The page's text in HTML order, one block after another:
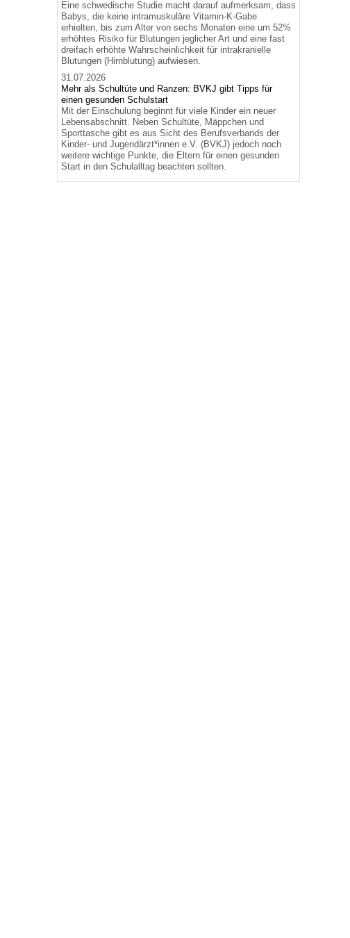
Eine schwedische Studie macht darauf aufmerksam, dass
Babys, die keine intramuskuläre Vitamin-K-Gabe
erhielten, bis zum Alter von sechs Monaten eine um 52%
erhöhtes Risiko für Blutungen jeglicher Art und eine fast
dreifach erhöhte Wahrscheinlichkeit für intrakranielle
Blutungen (Hirnblutung) aufwiesen.
31.07.2026
Mehr als Schultüte und Ranzen: BVKJ gibt Tipps für
einen gesunden Schulstart
Mit der Einschulung beginnt für viele Kinder ein neuer
Lebensabschnitt. Neben Schultüte, Mäppchen und
Sporttasche gibt es aus Sicht des Berufsverbands der
Kinder- und Jugendärzt*innen e.V. (BVKJ) jedoch noch
weitere wichtige Punkte, die Eltern für einen gesunden
Start in den Schulalltag beachten sollten.